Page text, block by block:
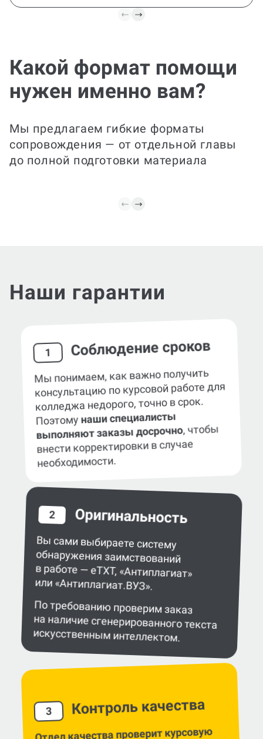
Какой формат помощи
нужен именно вам?
Мы предлагаем гибкие форматы
сопровождения — от отдельной главы
до полной подготовки материала
Все под контролем
полностью подготовим заказ, оформим
и проконтролируем соответствие
требованиям. Спокойствие и готовый
результат — в одном пакете.
Наши гарантии
1 Соблюдение сроков
Мы понимаем, как важно получить
консультацию по курсовой работе для
колледжа недорого, точно в срок.
Поэтомунаши специалисты
выполняют заказы досрочно, чтобы
внести корректировки в случае
необходимости.
2 Оригинальность
Вы сами выбираете систему
обнаружения заимствований
в работе — eTXT, «Антиплагиат»
или «Антиплагиат.ВУЗ».
По требованию проверим заказ
на наличие сгенерированного текста
искусственным интеллектом.
3 Контроль качества
Отдел качества проверит курсовую